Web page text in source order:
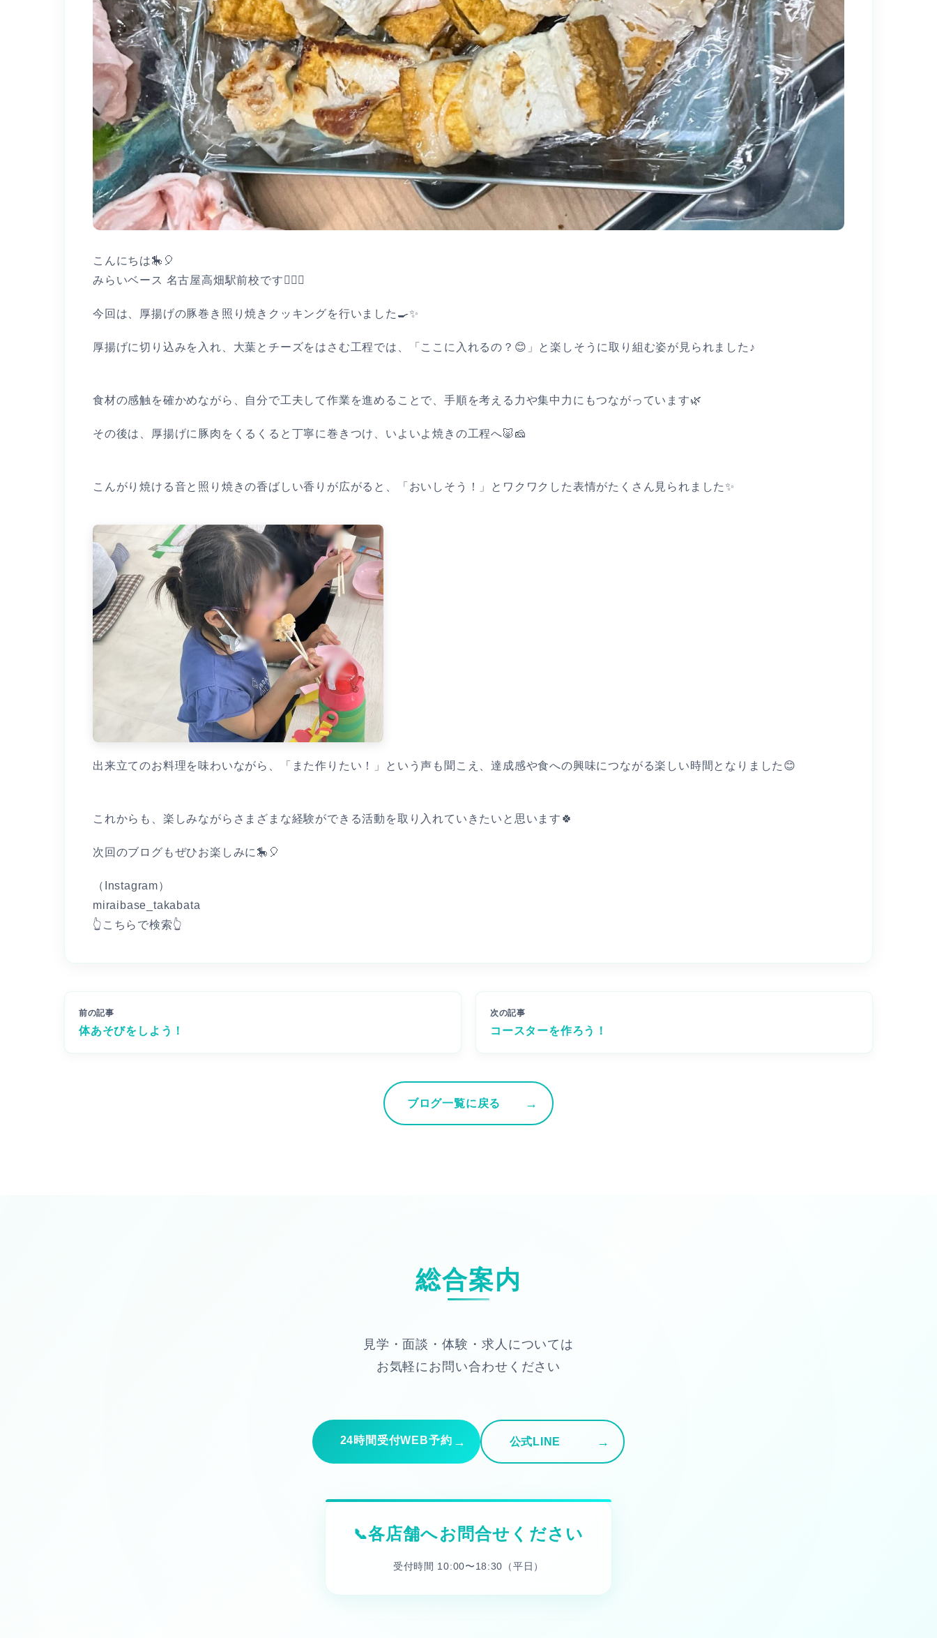
こんにちは🎠🎈
みらいベース 名古屋高畑駅前校です👩🏻‍⚕️
今回は、厚揚げの豚巻き照り焼きクッキングを行いました🍳✨
厚揚げに切り込みを入れ、大葉とチーズをはさむ工程では、「ここに入れるの？😊」と楽しそうに取り組む姿が見られました♪
食材の感触を確かめながら、自分で工夫して作業を進めることで、手順を考える力や集中力にもつながっています🌿
その後は、厚揚げに豚肉をくるくると丁寧に巻きつけ、いよいよ焼きの工程へ🐷🧀
こんがり焼ける音と照り焼きの香ばしい香りが広がると、「おいしそう！」とワクワクした表情がたくさん見られました✨
出来立てのお料理を味わいながら、「また作りたい！」という声も聞こえ、達成感や食への興味につながる楽しい時間となりました😊
これからも、楽しみながらさまざまな経験ができる活動を取り入れていきたいと思います🍀
次回のブログもぜひお楽しみに🎠🎈
（Instagram）
miraibase_takabata
👆こちらで検索👆
前の記事
体あそびをしよう！
次の記事
コースターを作ろう！
ブログ一覧に戻る
総合案内
見学・面談・体験・求人については
お気軽にお問い合わせください
24時間受付WEB予約 公式LINE
各店舗へお問合せください
受付時間 10:00〜18:30（平日）